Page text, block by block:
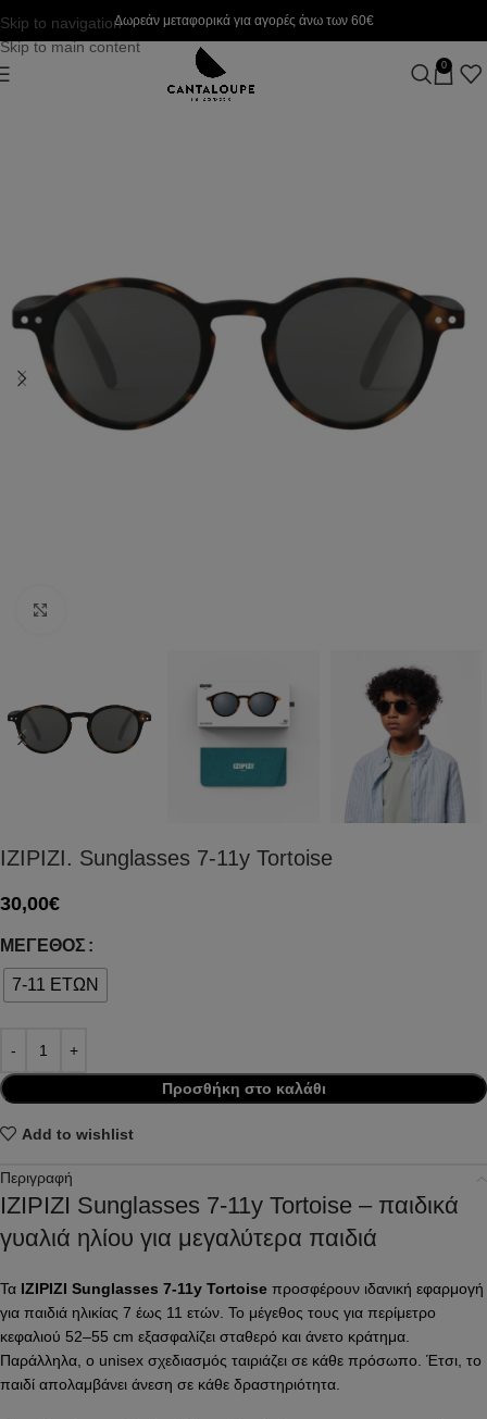
Skip to navigation
Skip to main content
Δωρεάν μεταφορικά για αγορές άνω των 60€
0
IZIPIZI. Sunglasses 7-11y Tortoise
30,00€
ΜΈΓΕΘΟΣ
7-11 ΕΤΩΝ
Προσθήκη στο καλάθι
Add to wishlist
Περιγραφή
IZIPIZI Sunglasses 7-11y Tortoise – παιδικά
γυαλιά ηλίου για μεγαλύτερα παιδιά
Τα IZIPIZI Sunglasses 7-11y Tortoise προσφέρουν ιδανική εφαρμογή
για παιδιά ηλικίας 7 έως 11 ετών. To μέγεθος τους για περίμετρο
κεφαλιού 52–55 cm εξασφαλίζει σταθερό και άνετο κράτημα.
Παράλληλα, ο unisex σχεδιασμός ταιριάζει σε κάθε πρόσωπο. Έτσι, το
παιδί απολαμβάνει άνεση σε κάθε δραστηριότητα.